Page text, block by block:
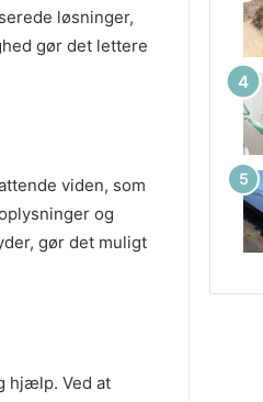
løsninger,
gør det lettere
viden, som
og
gør det muligt
hjælp. Ved at